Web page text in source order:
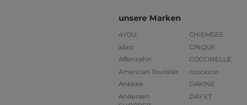
unsere Marken
4YOU
abro
Affenzahn
American Tourister
Anekke
Andersen
CHIEMSEE
CINQUE
COCCINELLE
coocazoo
DAKINE
DAY ET